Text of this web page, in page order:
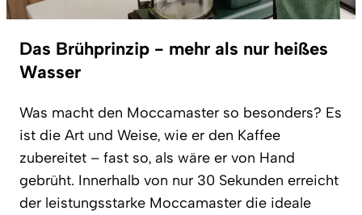
Das Brühprinzip - mehr als nur heißes
Wasser
Was macht den Moccamaster so besonders? Es
ist die Art und Weise, wie er den Kaffee
zubereitet – fast so, als wäre er von Hand
gebrüht. Innerhalb von nur 30 Sekunden erreicht
der leistungsstarke Moccamaster die ideale